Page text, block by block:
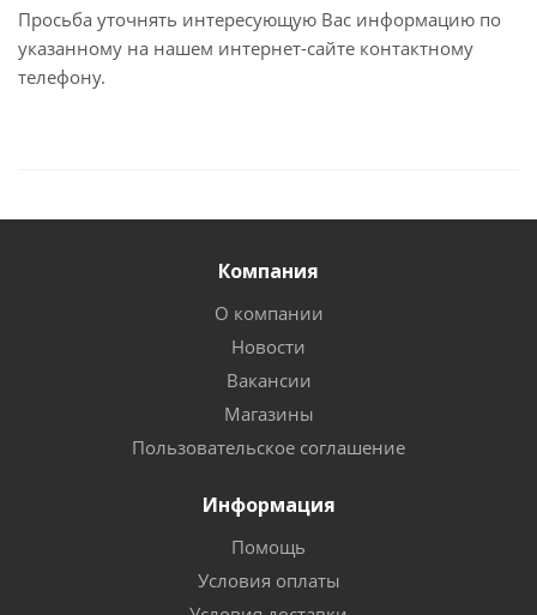
Просьба уточнять интересующую Вас информацию по
указанному на нашем интернет-сайте контактному
телефону.
Компания
О компании
Новости
Вакансии
Магазины
Пользовательское соглашение
Информация
Помощь
Условия оплаты